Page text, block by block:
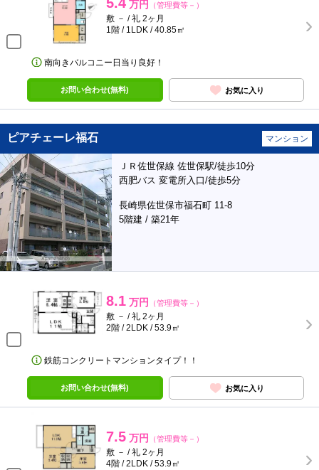
万円 （管理費等－）
敷 － / 礼 2ヶ月
1階 / 1LDK / 40.85㎡
南向きバルコニー日当り良好！
お問い合わせ(無料) お気に入り
ピアチェーレ福石 マンション
ＪＲ佐世保線 佐世保駅/徒歩10分
西肥バス 変電所入口/徒歩5分
長崎県佐世保市福石町 11-8
5階建 / 築21年
8.1 万円 （管理費等－）
敷 － / 礼 2ヶ月
2階 / 2LDK / 53.9㎡
鉄筋コンクリートマンションタイプ！！
お問い合わせ(無料) お気に入り
7.5 万円 （管理費等－）
敷 － / 礼 2ヶ月
4階 / 2LDK / 53.9㎡